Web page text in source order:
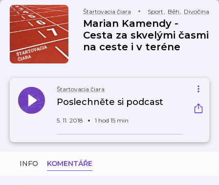
Štartovacia čiara Sport, Běh, Divočina
Marian Kamendy -
Cesta za skvelými časmi
na ceste i v teréne
Štartovacia čiara
Poslechněte si podcast
5. 11. 2018 1 hod 15 min
INFO KOMENTÁŘE